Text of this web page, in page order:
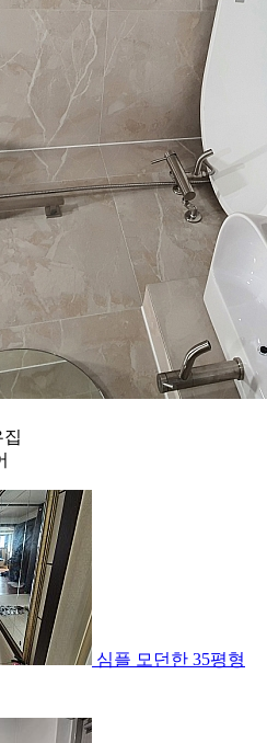
심플 모던한 35평형